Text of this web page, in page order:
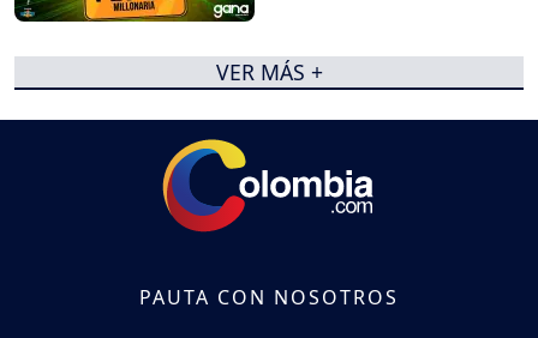
VER MÁS +
PAUTA CON NOSOTROS